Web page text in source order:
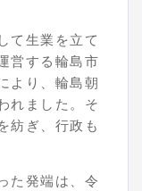
て生業を立て
営する輪島市
より、輪島朝
れました。そ
紡ぎ、行政も
た発端は、令